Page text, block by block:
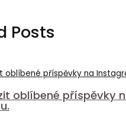
Posts
oblíbené příspěvky